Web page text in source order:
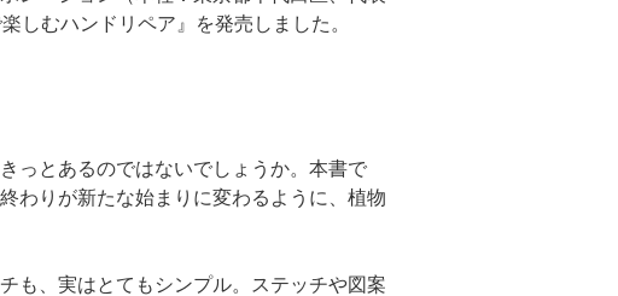
むハンドリペア』を発売しました。
っとあるのではないでしょうか。本書で
わりが新たな始まりに変わるように、植物
も、実はとてもシンプル。ステッチや図案